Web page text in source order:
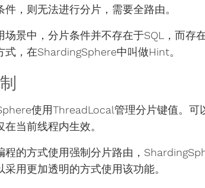
件，则无法进行分片，需要全路由。
场景中，分片条件并不存在于SQL，而存
式，在ShardingSphere中叫做Hint。
使用ThreadLocal管理分片键值。
当前线程内生效。
程的方式使用强制分片路由，
采用更加透明的方式使用该功能。